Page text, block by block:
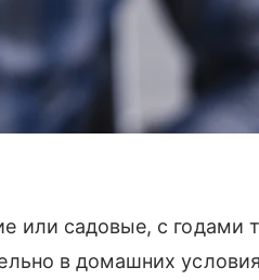
или садовые, с годами
в домашних